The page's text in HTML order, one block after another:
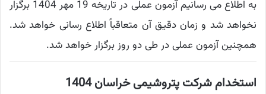
به اطلاع می رسانیم آزمون عملی در تاریخه 19 مهر 1404 برگزار
نخواهد شد و زمان دقیق آن متعاقباً اطلاع رسانی خواهد شد.
همچنین آزمون عملی در طی دو روز برگزار خواهد شد.
استخدام شرکت پتروشیمی خراسان 1404